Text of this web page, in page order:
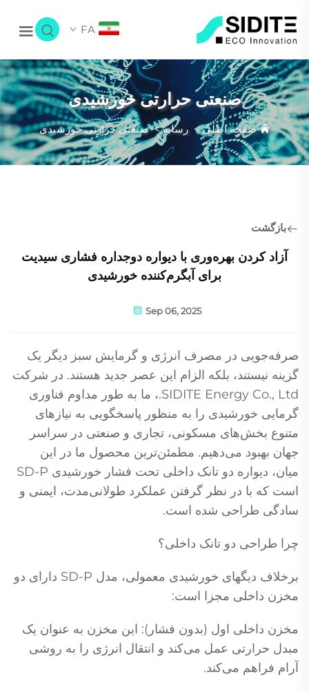
FA
صنعتی حرارتی خورشیدی
صفحه اصلی>رسانه>صنعتی حرارتی خورشیدی
بازگشت
آزاد کردن بهره‌وری با دیواره دوجداره فشاری سیدیت
برای آبگرم‌کننده خورشیدی
Sep 06, 2025
صرفه‌جویی در مصرف انرژی و گرمایش سبز دیگر یک
گزینه نیستند، بلکه الزام این عصر جدید هستند. در شرکت
SIDITE Energy Co., Ltd.، ما به طور مداوم فناوری
گرمایی خورشیدی را به منظور پاسخگویی به نیازهای
متنوع بخش‌های مسکونی، تجاری و صنعتی در سراسر
جهان بهبود می‌دهیم. مطمئن‌ترین محصول ما در این
میان، دیواره دو تانک داخلی تحت فشار خورشیدی SD-P
است که با در نظر گرفتن عملکرد طولانی‌مدت، ایمنی و
سادگی طراحی شده است.
چرا طراحی دو تانک داخلی؟
برخلاف دیگهای خورشیدی معمولی، مدل SD-P دارای دو
مخزن داخلی مجزا است:
مخزن داخلی اول (بدون فشار): این مخزن به عنوان یک
مبدل حرارتی عمل می‌کند و انتقال انرژی را به روشی
آرام فراهم می‌کند.